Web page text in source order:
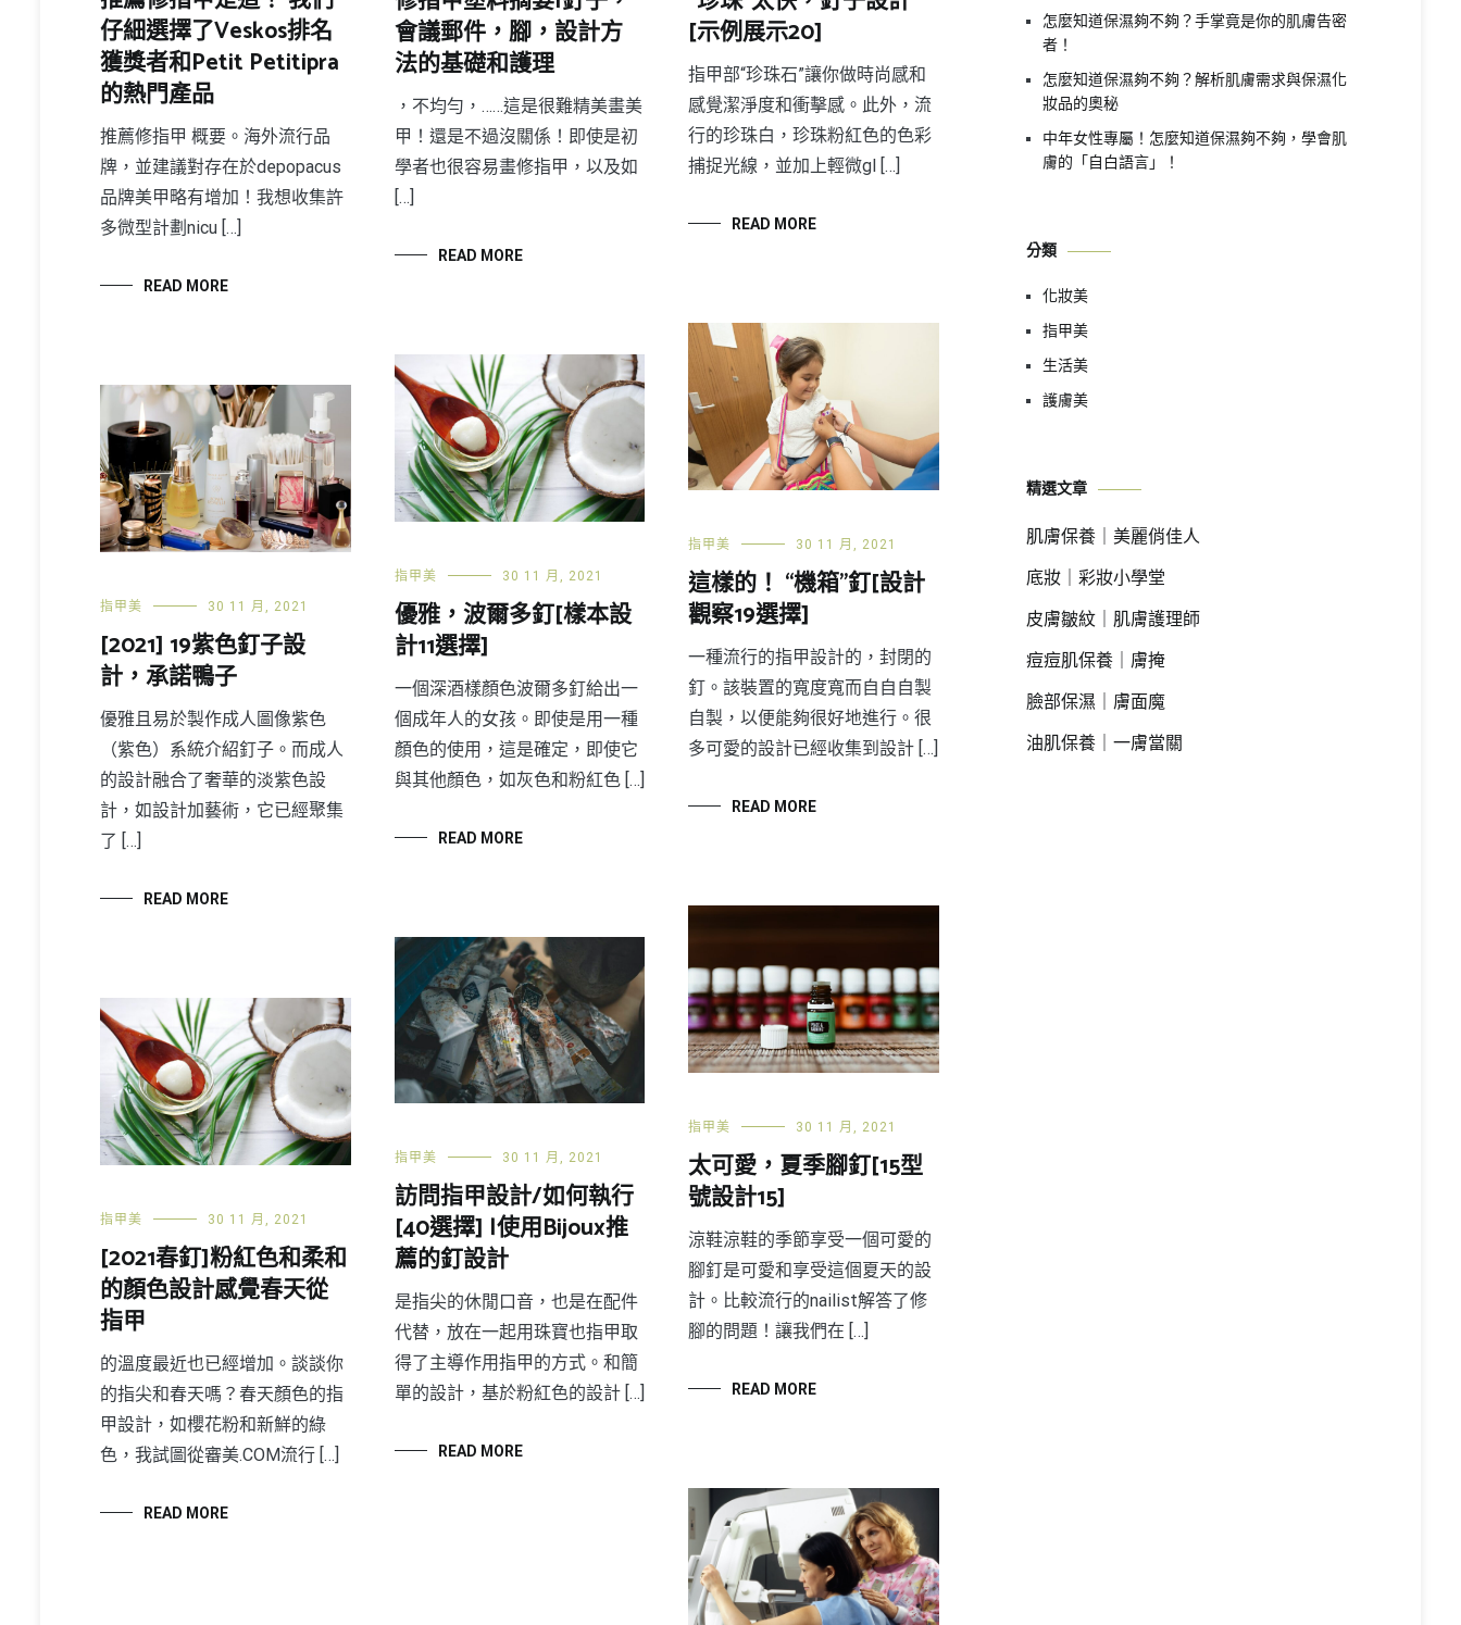
仔細選擇了Veskos排名
獲獎者和Petit Petitipra
的熱門產品
推薦修指甲 概要。海外流行品
牌，並建議對存在於depopacus
品牌美甲略有增加！我想收集許
多微型計劃nicu […]
READ MORE
會議郵件，腳，設計方
法的基礎和護理
，不均勻，……這是很難精美畫美
甲！還是不過沒關係！即使是初
學者也很容易畫修指甲，以及如
[…]
READ MORE
[示例展示20]
指甲部“珍珠石”讓你做時尚感和
感覺潔淨度和衝擊感。此外，流
行的珍珠白，珍珠粉紅色的色彩
捕捉光線，並加上輕微gl […]
READ MORE
指甲美 30 11 月, 2021
這樣的！ “機箱”釘[設計
觀察19選擇]
一種流行的指甲設計的，封閉的
釘。該裝置的寬度寬而自自自製
自製，以便能夠很好地進行。很
多可愛的設計已經收集到設計 […]
READ MORE
指甲美 30 11 月, 2021
優雅，波爾多釘[樣本設
計11選擇]
一個深酒樣顏色波爾多釘給出一
個成年人的女孩。即使是用一種
顏色的使用，這是確定，即使它
與其他顏色，如灰色和粉紅色 […]
READ MORE
指甲美 30 11 月, 2021
[2021] 19紫色釘子設
計，承諾鴨子
優雅且易於製作成人圖像紫色
（紫色）系統介紹釘子。而成人
的設計融合了奢華的淡紫色設
計，如設計加藝術，它已經聚集
了 […]
READ MORE
指甲美 30 11 月, 2021
太可愛，夏季腳釘[15型
號設計15]
涼鞋涼鞋的季節享受一個可愛的
腳釘是可愛和享受這個夏天的設
計。比較流行的nailist解答了修
腳的問題！讓我們在 […]
READ MORE
指甲美 30 11 月, 2021
訪問指甲設計/如何執行
[40選擇] |使用Bijoux推
薦的釘設計
是指尖的休閒口音，也是在配件
代替，放在一起用珠寶也指甲取
得了主導作用指甲的方式。和簡
單的設計，基於粉紅色的設計 […]
READ MORE
指甲美 30 11 月, 2021
[2021春釘]粉紅色和柔和
的顏色設計感覺春天從
指甲
的溫度最近也已經增加。談談你
的指尖和春天嗎？春天顏色的指
甲設計，如櫻花粉和新鮮的綠
色，我試圖從審美.COM流行 […]
READ MORE
怎麼知道保濕夠不夠？手掌竟是你的肌膚告密
者！
怎麼知道保濕夠不夠？解析肌膚需求與保濕化
妝品的奧秘
中年女性專屬！怎麼知道保濕夠不夠，學會肌
膚的「自白語言」！
分類
化妝美
指甲美
生活美
護膚美
精選文章
肌膚保養｜美麗俏佳人
底妝｜彩妝小學堂
皮膚皺紋｜肌膚護理師
痘痘肌保養｜膚掩
臉部保濕｜膚面魔
油肌保養｜一膚當關